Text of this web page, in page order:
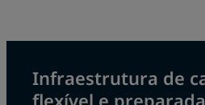
Infraestrutura de
flexível e